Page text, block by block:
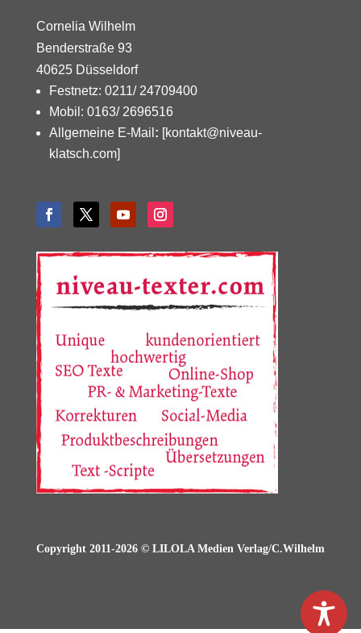
Cornelia Wilhelm
Benderstraße 93
40625 Düsseldorf
Festnetz: 0211/ 24709400
Mobil: 0163/ 2696516
Allgemeine E-Mail : [kontakt@niveau-
klatsch.com]
Copyright 2011-2026 © LILOLA Medien Verlag/C.Wilhelm